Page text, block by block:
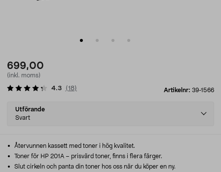
699,00
(inkl. moms)
Artikelnr: 39-1566
4.3 (18)
Select
variant
Utförande
Svart
Återvunnen kassett med toner i hög kvalitet.
Toner för HP 201A – prisvärd toner, finns i flera färger.
Slut cirkeln och panta din toner hos oss när du köper en ny.